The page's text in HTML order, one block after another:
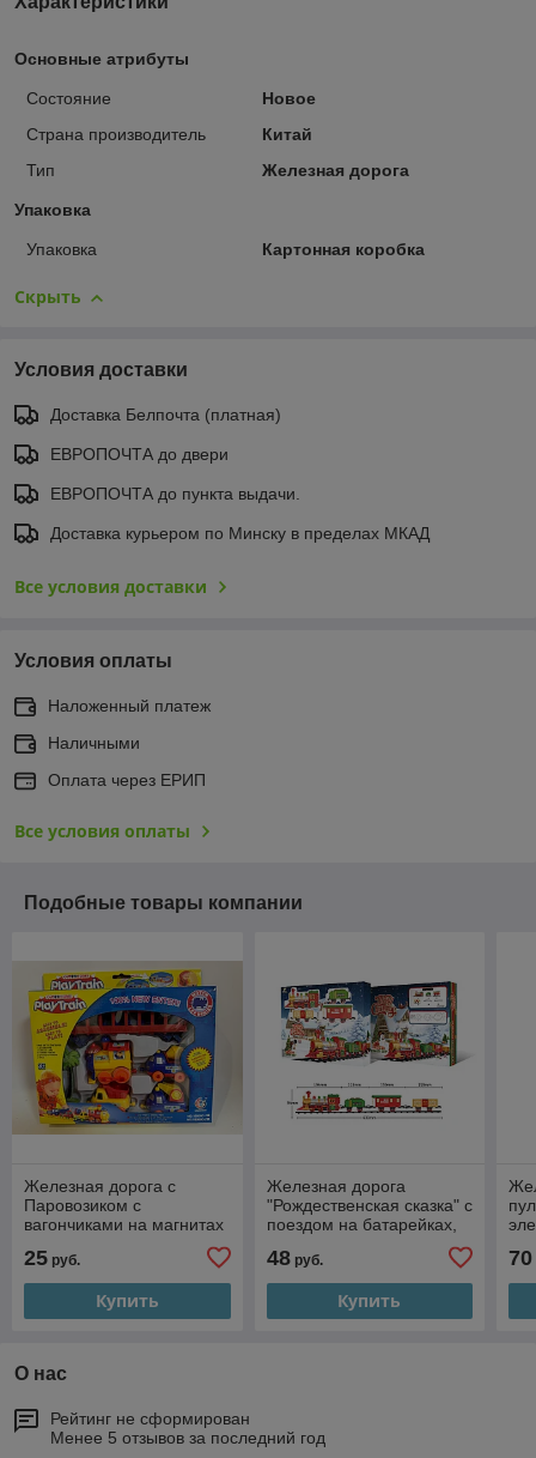
Основные атрибуты
Состояние
Новое
Страна производитель
Китай
Тип
Железная дорога
Упаковка
Упаковка Картонная коробка
Скрыть
Условия доставки
Доставка Белпочта (платная)
ЕВРОПОЧТА до двери
ЕВРОПОЧТА до пункта выдачи.
Доставка курьером по Минску в пределах МКАД
Все условия доставки
Условия оплаты
Наложенный платеж
Наличными
Оплата через ЕРИП
Все условия оплаты
Подобные товары компании
Железная дорога с
Паровозиком с
вагончиками на магнитах
25 руб.
Купить
Железная дорога
"Рождественская сказка" с
поездом на батарейках,
48руб.
Купить
70
О нас
Рейтинг не сформирован
Менее 5 отзывов за последний год